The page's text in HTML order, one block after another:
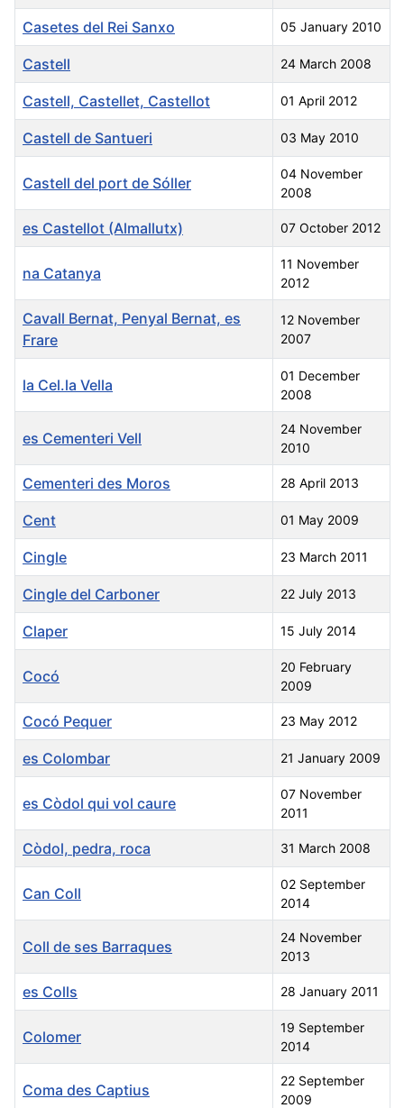
Casetes del Rei Sanxo 05 January 2010
Castell 24 March 2008
Castell, Castellet, Castellot 01 April 2012
Castell de Santueri 03 May 2010
Castell del port de Sóller
04 November
2008
es Castellot (Almallutx) 07 October 2012
na Catanya
11 November
2012
Cavall Bernat, Penyal Bernat, es
Frare
12 November
2007
la Cel.la Vella
01 December
2008
es Cementeri Vell
24 November
2010
Cementeri des Moros 28 April 2013
Cent 01 May 2009
Cingle 23 March 2011
Cingle del Carboner 22 July 2013
Claper 15 July 2014
Cocó
20 February
2009
Cocó Pequer 23 May 2012
es Colombar 21 January 2009
es Còdol qui vol caure
07 November
2011
Còdol, pedra, roca 31 March 2008
Can Coll
02 September
2014
Coll de ses Barraques
24 November
2013
es Colls 28 January 2011
Colomer
19 September
2014
Coma des Captius
22 September
2009